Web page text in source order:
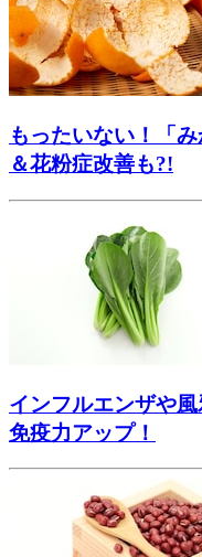
もったいない！「
＆花粉症改善も?!
インフルエンザや
免疫力アップ！